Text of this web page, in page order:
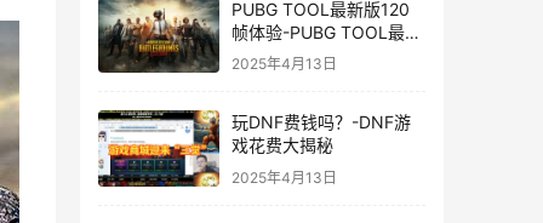
PUBG TOOL最新版120
帧体验-PUBG TOOL最新
版120帧游戏体验优化
2025年4月13日
玩DNF费钱吗？-DNF游
戏花费大揭秘
2025年4月13日